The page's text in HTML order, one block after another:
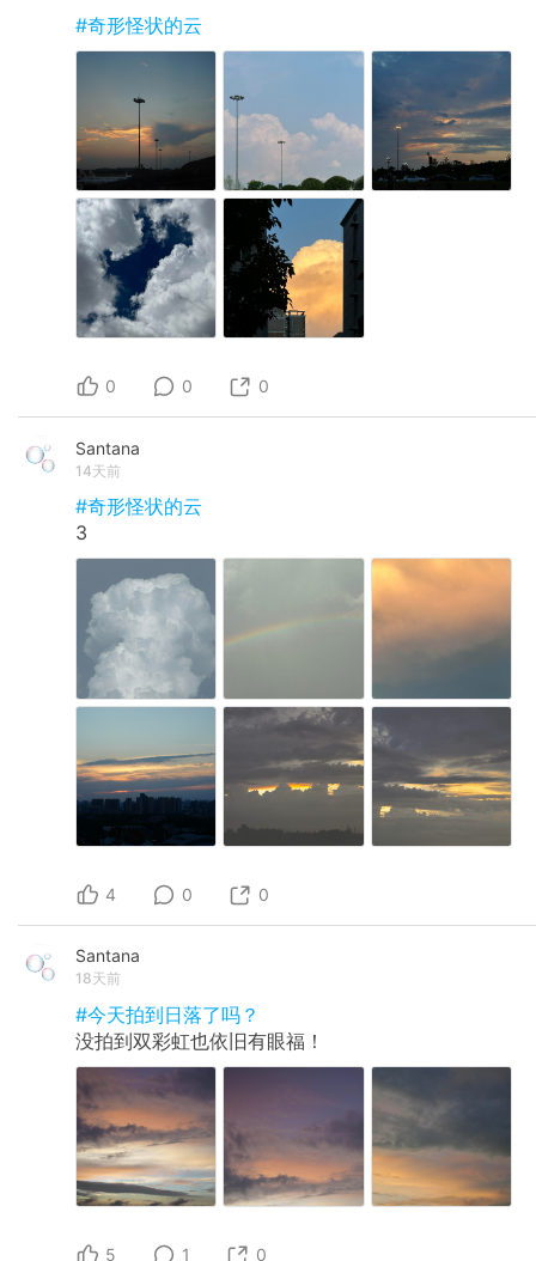
#奇形怪状的云
0 0 0
Santana
14天前
#奇形怪状的云
3
4 0 0
Santana
18天前
#今天拍到日落了吗？
没拍到双彩虹也依旧有眼福！
5 1 0